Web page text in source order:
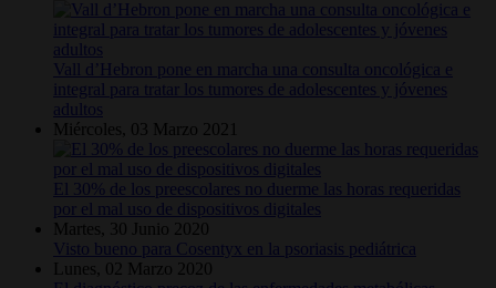
Vall d’Hebron pone en marcha una consulta oncológica e
integral para tratar los tumores de adolescentes y jóvenes
adultos
Miércoles, 03 Marzo 2021
El 30% de los preescolares no duerme las horas requeridas
por el mal uso de dispositivos digitales
Martes, 30 Junio 2020
Visto bueno para Cosentyx en la psoriasis pediátrica
Lunes, 02 Marzo 2020